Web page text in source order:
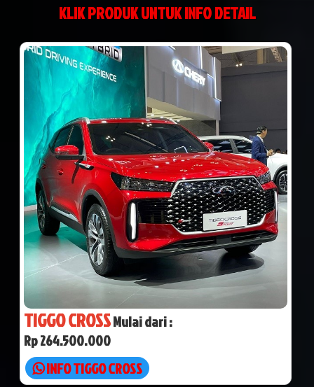
KLIK PRODUK UNTUK INFO DETAIL
TIGGO CROSSMulai dari :
Rp 264.500.000
INFO TIGGO CROSS